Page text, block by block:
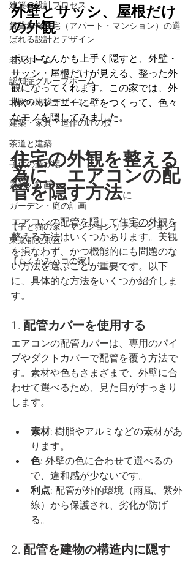
建築の設計プロセス
賃貸集合住宅（アパート・マンション）の選
ばれる設計とデザイン
老人ホーム
認知症グループホーム
北欧の建築デザイン
建築・家具・造作の匠の技
茶道と建築
子供の遊び場
素材の計画
ガーデン・庭の計画
【子と猫の家・マンションリノベーション】
東京都文京区
【もくかみハコの家】
外壁とサッシ、屋根だけ
の外観
ポストなんかも上手く隠すと、外壁・
サッシ・屋根だけが見える、整った外
観になってくれます。この家では、外
構やバルコニーに壁をつくって、色々
なモノを隠してみました。
住宅の外観を整える
為に、エアコンの配
管を隠す方法に
エアコンの配管を隠して住宅の外観を
整える方法はいくつかあります。美観
を損なわず、かつ機能的にも問題のな
い方法を選ぶことが重要です。以下
に、具体的な方法をいくつか紹介しま
す。
1. 配管カバーを使用する
エアコンの配管カバーは、専用のパイ
プやダクトカバーで配管を覆う方法で
す。素材や色もさまざまで、外壁に合
わせて選べるため、見た目がすっきり
します。
素材: 樹脂やアルミなどの素材があ
ります。
色: 外壁の色に合わせて選べるの
で、違和感が少ないです。
利点: 配管が外的環境（雨風、紫外
線）から保護され、劣化が防げ
る。
2. 配管を建物の構造内に隠す